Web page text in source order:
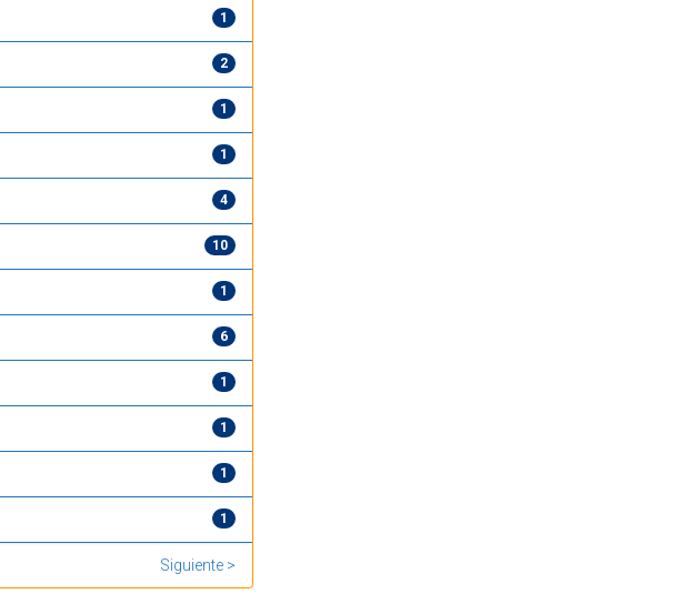
1
2
1
1
4
10
1
6
1
1
1
1
Siguiente >